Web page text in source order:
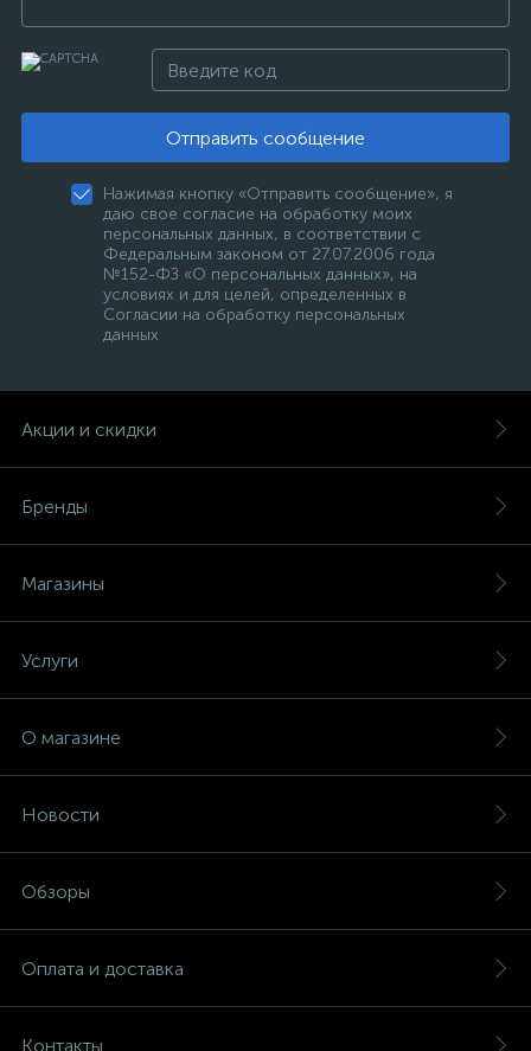
Отправить сообщение
Нажимая кнопку «Отправить сообщение», я
даю свое согласие на обработку моих
персональных данных, в соответствии с
Федеральным законом от 27.07.2006 года
№152-ФЗ «О персональных данных», на
условиях и для целей, определенных в
Согласии на обработку персональных
данных
Акции и скидки
Бренды
Магазины
Услуги
О магазине
Новости
Обзоры
Оплата и доставка
Контакты